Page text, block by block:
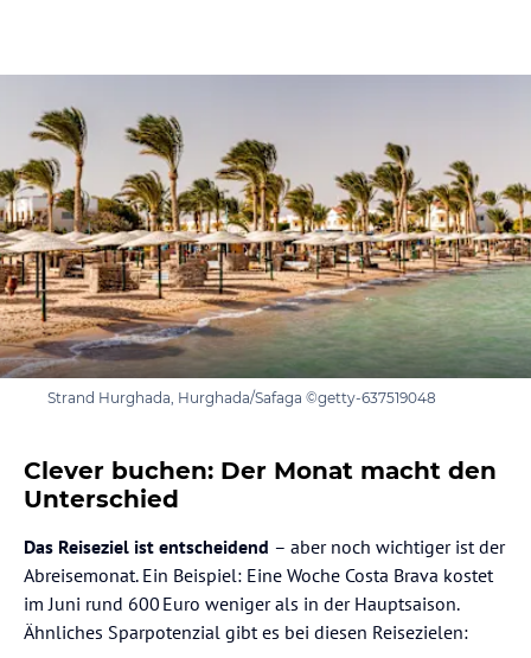
Strand Hurghada, Hurghada/Safaga ©getty-637519048
Clever buchen: Der Monat macht den
Unterschied
Das Reiseziel ist entscheidend – aber noch wichtiger ist der
Abreisemonat. Ein Beispiel: Eine Woche Costa Brava kostet
im Juni rund 600 Euro weniger als in der Hauptsaison.
Ähnliches Sparpotenzial gibt es bei diesen Reisezielen: